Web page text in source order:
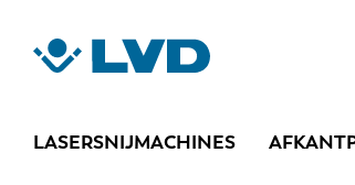
inhoudLASERSNIJMACHINES
MULTIFOLD